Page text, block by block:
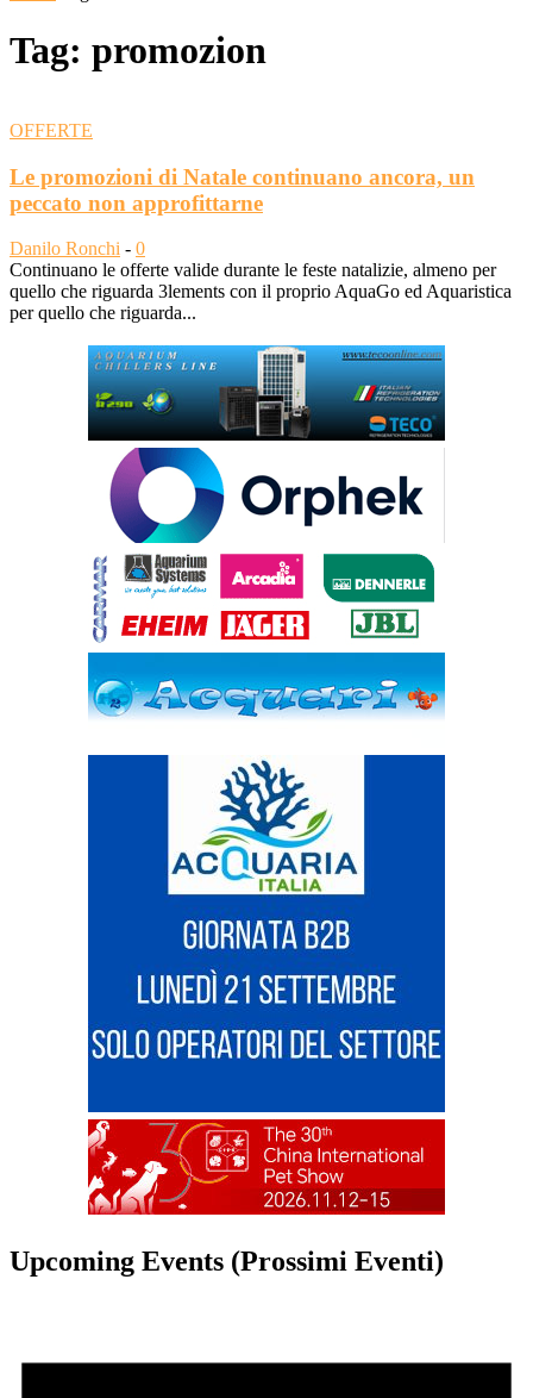
Tag: promozion
OFFERTE
Le promozioni di Natale continuano ancora, un
peccato non approfittarne
Danilo Ronchi - 0
Continuano le offerte valide durante le feste natalizie, almeno per
quello che riguarda 3lements con il proprio AquaGo ed Aquaristica
per quello che riguarda...
Upcoming Events (Prossimi Eventi)